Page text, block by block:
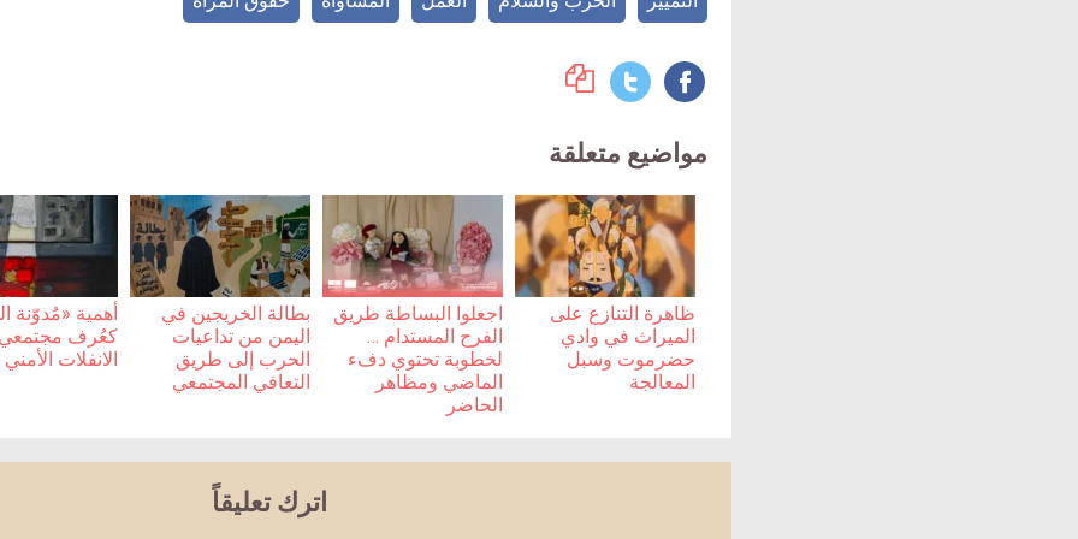
مواضيع متعلقة
ظاهرة التنازع على
الميراث في وادي
حضرموت وسبل
المعالجة
اجعلوا البساطة طريق
الفرح المستدام …
لخطوبة تحتوي دفء
الماضي ومظاهر
الحاضر
بطالة الخريجين في
اليمن من تداعيات
الحرب إلى طريق
التعافي المجتمعي
أهمية «مُدوّنة
كعُرف مجتمعي
الانفلات الأمني
اترك تعليقاً